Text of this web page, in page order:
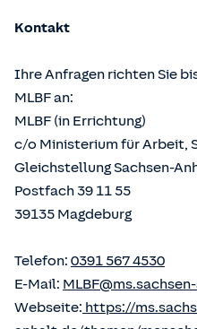
Kontakt
Ihre Anfragen richten Sie
MLBF an:
MLBF (in Errichtung)
c/o Ministerium für Arbeit,
Gleichstellung Sachsen-
Postfach 39 11 55
39135 Magdeburg
Telefon: 0391 567 4530
E-Mail:
Webseite: https://